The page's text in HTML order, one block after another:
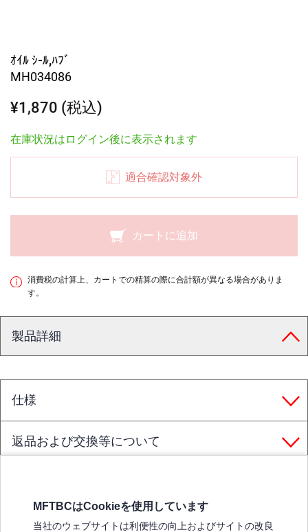
ｵｲﾙ ｼ-ﾙ,ﾊﾌﾞ
MH034086
¥1,870 (税込)
在庫状況はログイン後に表示されます
適合確認対象外
カートに追加
消費税の計算上、カートでの精算の際に合計額が異なる場合がありま
す。
製品詳細
仕様
返品および交換等について
MFTBCはCookieを使用しています
当社のウェブサイトは利便性の向上およびサイトの改良